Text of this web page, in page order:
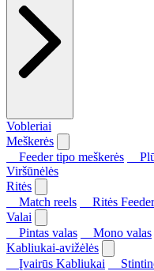
Vobleriai
Meškerės
Feeder tipo meškerės
Viršūnėlės
Ritės
Match reels
Ritės
Valai
Pintas valas
Mono valas
Kabliukai-avižėlės
Įvairūs Kabliukai